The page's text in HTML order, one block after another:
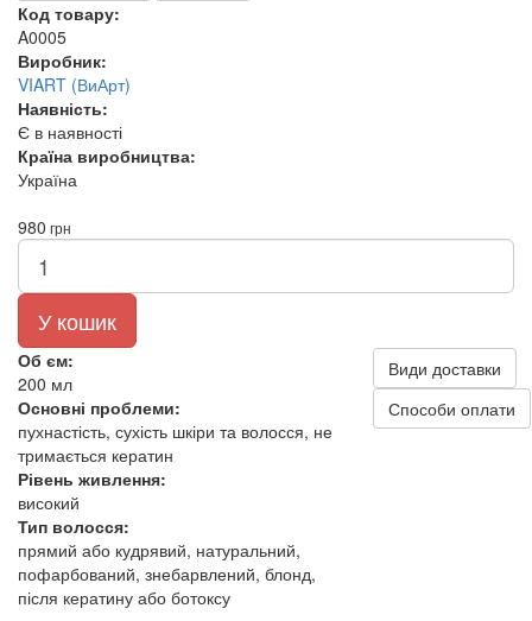
Код товару:
A0005
Виробник:
VIART (ВиАрт)
Наявність:
Є в наявності
Країна виробництва:
Україна
980 грн
У кошик
Об єм:
200 мл
Основні проблеми:
пухнастість, сухість шкіри та волосся, не
тримається кератин
Рівень живлення:
високий
Тип волосся:
прямий або кудрявий, натуральний,
пофарбований, знебарвлений, блонд,
після кератину або ботоксу
Види доставки
Способи оплати